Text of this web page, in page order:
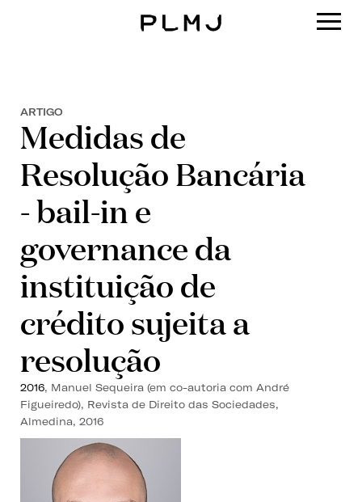
ARTIGO
Medidas de
Resolução Bancária
- bail-in e
governance da
instituição de
crédito sujeita a
resolução
2016, Manuel Sequeira (em co-autoria com André
Figueiredo), Revista de Direito das Sociedades,
Almedina, 2016